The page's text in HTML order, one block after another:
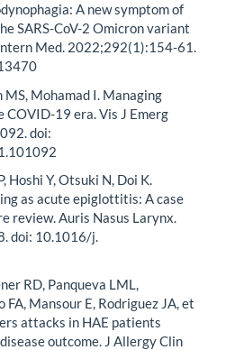
A new symptom of
SARS-CoV-2 Omicron variant
Med. 2022;292(1):154-61.
MS, Mohamad I. Managing
19 era. Vis J Emerg
doi:
Hoshi Y, Otsuki N, Doi K.
as acute epiglottitis: A case
review. Auris Nasus Larynx.
doi: 10.1016/j.
RD, Panqueva LML,
FA, Mansour E, Rodriguez JA, et
attacks in HAE patients
outcome. J Allergy Clin